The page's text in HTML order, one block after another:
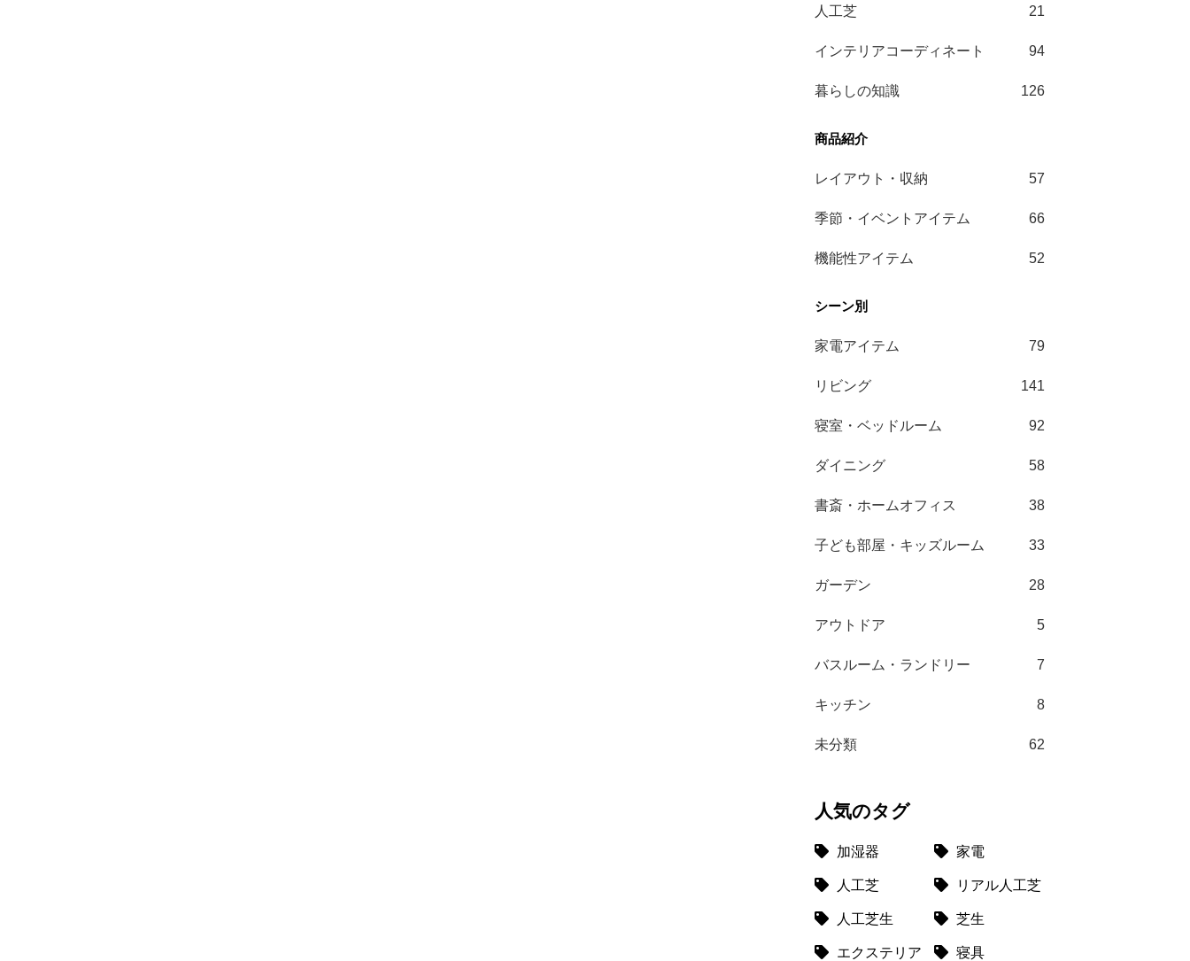
人工芝 21
インテリアコーディネート 94
暮らしの知識 126
レイアウト・収納 57
季節・イベントアイテム 66
機能性アイテム 52
家電アイテム 79
リビング 141
寝室・ベッドルーム 92
ダイニング 58
書斎・ホームオフィス 38
子ども部屋・キッズルーム 33
ガーデン 28
アウトドア 5
バスルーム・ランドリー 7
キッチン 8
未分類 62
人気のタグ
加湿器 家電
人工芝 リアル人工芝
人工芝生 芝生
エクステリア 寝具